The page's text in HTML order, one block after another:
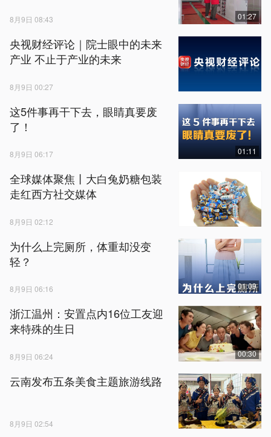
8月9日 08:43 01:27
央视财经评论｜院士眼中的未来
产业 不止于产业的未来
8月9日 00:27
这5件事再干下去，眼睛真要废
了！
8月9日 06:17 01:11
全球媒体聚焦丨大白兔奶糖包装
走红西方社交媒体
8月9日 02:12
为什么上完厕所，体重却没变
轻？
8月9日 06:16 01:09
浙江温州：安置点内16位工友迎
来特殊的生日
8月9日 06:24 00:30
云南发布五条美食主题旅游线路
8月9日 02:54